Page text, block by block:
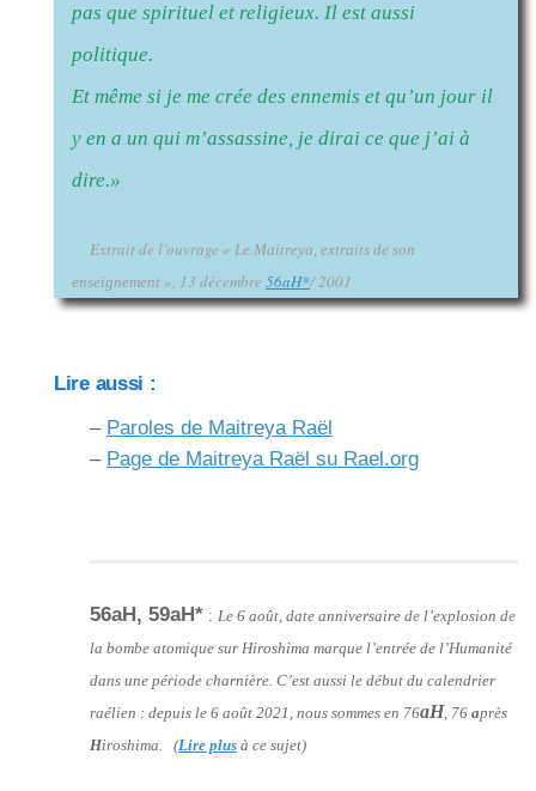
pas que spirituel et religieux. Il est aussi
politique.
Et même si je me crée des ennemis et qu’un jour il
y en a un qui m’assassine, je dirai ce que j’ai à
dire.»
Extrait de l’ouvrage « Le Maitreya, extraits de son
enseignement », 13 décembre 56aH*/ 2001
Lire aussi :
– Paroles de Maitreya Raël
– Page de Maitreya Raël su Rael.org
56aH, 59aH* : Le 6 août, date anniversaire de l’explosion de
la bombe atomique sur Hiroshima marque l’entrée de l’Humanité
dans une période charnière. C’est aussi le début du calendrier
raélien : depuis le 6 août 2021, nous sommes en 76aH, 76 après
Hiroshima. (Lire plus à ce sujet)